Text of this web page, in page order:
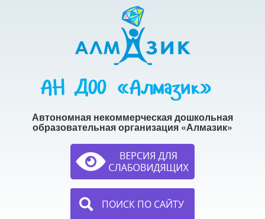
АН ДОО «Алмазик»
Автономная некоммерческая дошкольная
образовательная организация «Алмазик»
ПОИСК ПО САЙТУ